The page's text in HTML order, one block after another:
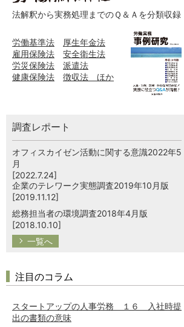
法解釈から実務処理までのＱ＆Ａを分類収録
労働基準法
厚生年金法
雇用保険法
安全衛生法
労災保険法
派遣法
健康保険法
徴収法 ほか
調査レポート
オフィスカイゼン活動に関する意識2022年5
月
[2022.7.24]
企業のテレワーク実態調査2019年10月版
[2019.11.12]
総務担当者の環境調査2018年4月版
[2018.10.10]
一覧へ
注目のコラム
スタートアップの人事労務 １６ 入社時提
出の書類の意味